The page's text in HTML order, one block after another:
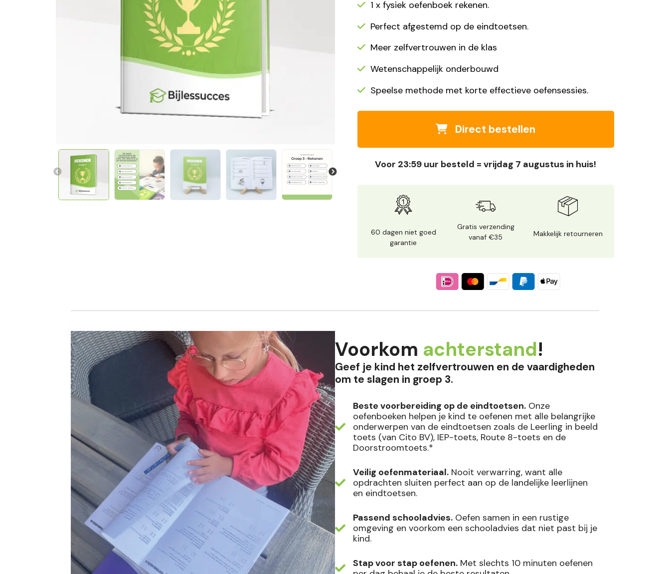
Previous Next
1 x fysiek oefenboek rekenen.
Perfect afgestemd op de eindtoetsen.
Meer zelfvertrouwen in de klas
Wetenschappelijk onderbouwd
Speelse methode met korte effectieve oefensessies.
Direct bestellen
Voor 23:59 uur besteld = vrijdag 7 augustus in huis!
60 dagen niet goed
garantie
Gratis verzending
vanaf €35
Makkelijk retourneren
Voorkom achterstand!
Geef je kind het zelfvertrouwen en de vaardigheden
om te slagen in groep 3.
Beste voorbereiding op de eindtoetsen. Onze
oefenboeken helpen je kind te oefenen met alle belangrijke
onderwerpen van de eindtoetsen zoals de Leerling in beeld
toets (van Cito BV), IEP-toets, Route 8-toets en de
Doorstroomtoets.*
Veilig oefenmateriaal. Nooit verwarring, want alle
opdrachten sluiten perfect aan op de landelijke leerlijnen
en eindtoetsen.
Passend schooladvies. Oefen samen in een rustige
omgeving en voorkom een schooladvies dat niet past bij je
kind.
Stap voor stap oefenen. Met slechts 10 minuten oefenen